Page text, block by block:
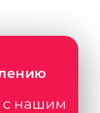
с нашим